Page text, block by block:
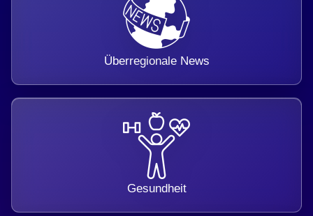
Überregionale News
Gesundheit